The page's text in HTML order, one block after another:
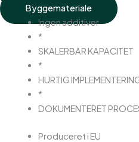
Byggemateriale
Ingen additiver
*
SKALERBAR KAPACITET
*
HURTIG
*
DOKUMENTERET
Produceret i EU